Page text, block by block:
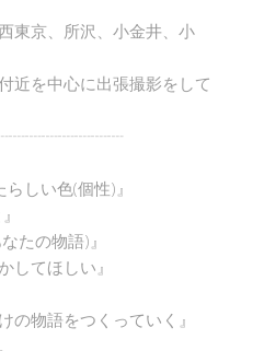
東京、所沢、小金井、小
近を中心に出張撮影をして
しい色(個性)』
たの物語)』
してほしい』
の物語をつくっていく』